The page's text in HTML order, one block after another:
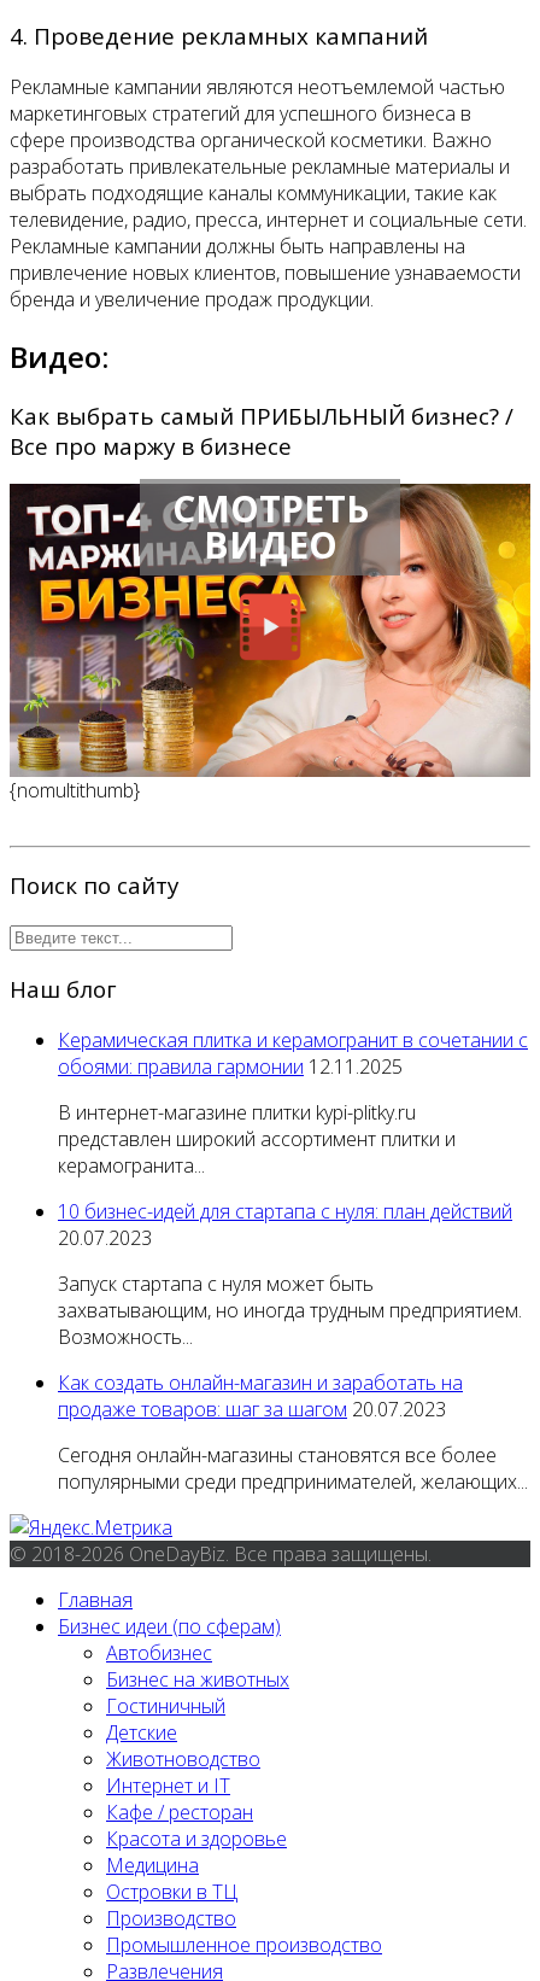
4. Проведение рекламных кампаний
Рекламные кампании являются неотъемлемой частью
маркетинговых стратегий для успешного бизнеса в
сфере производства органической косметики. Важно
разработать привлекательные рекламные материалы и
выбрать подходящие каналы коммуникации, такие как
телевидение, радио, пресса, интернет и социальные сети.
Рекламные кампании должны быть направлены на
привлечение новых клиентов, повышение узнаваемости
бренда и увеличение продаж продукции.
Видео:
Как выбрать самый ПРИБЫЛЬНЫЙ бизнес? /
Все про маржу в бизнесе
СМОТРЕТЬ
ВИДЕО
{nomultithumb}
Поиск по сайту
Наш блог
Керамическая плитка и керамогранит в сочетании с
обоями: правила гармонии 12.11.2025
В интернет-магазине плитки kypi-plitky.ru
представлен широкий ассортимент плитки и
керамогранита...
10 бизнес-идей для стартапа с нуля: план действий
20.07.2023
Запуск стартапа с нуля может быть
захватывающим, но иногда трудным предприятием.
Возможность...
Как создать онлайн-магазин и заработать на
продаже товаров: шаг за шагом 20.07.2023
Сегодня онлайн-магазины становятся все более
популярными среди предпринимателей, желающих...
© 2018-2026 OneDayBiz. Все права защищены.
Главная
Бизнес идеи (по сферам)
Автобизнес
Бизнес на животных
Гостиничный
Детские
Животноводство
Интернет и IT
Кафе / ресторан
Красота и здоровье
Медицина
Островки в ТЦ
Производство
Промышленное производство
Развлечения